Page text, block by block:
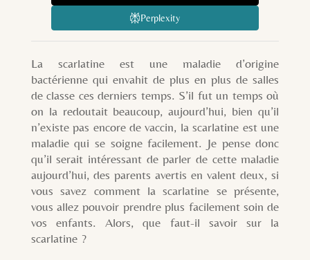
Perplexity
La scarlatine est une maladie d’origine
bactérienne qui envahit de plus en plus de salles
de classe ces derniers temps. S’il fut un temps où
on la redoutait beaucoup, aujourd’hui, bien qu’il
n’existe pas encore de vaccin, la scarlatine est une
maladie qui se soigne facilement. Je pense donc
qu’il serait intéressant de parler de cette maladie
aujourd’hui, des parents avertis en valent deux, si
vous savez comment la scarlatine se présente,
vous allez pouvoir prendre plus facilement soin de
vos enfants. Alors, que faut-il savoir sur la
scarlatine ?